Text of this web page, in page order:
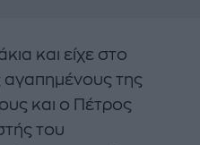
και είχε στο
της
και ο Πέτρος
του